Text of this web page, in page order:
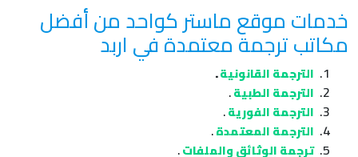
خدمات موقع ماستر كواحد من أفضل
مكاتب ترجمة معتمدة في اربد
الترجمة القانونية.
الترجمة الطبية.
الترجمة الفورية.
الترجمة المعتمدة.
ترجمة الوثائق والملفات.